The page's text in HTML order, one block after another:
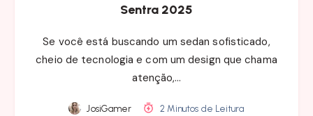
Sentra 2025
Se você está buscando um sedan sofisticado,
cheio de tecnologia e com um design que chama
atenção,…
JosiGamer 2 Minutos de Leitura